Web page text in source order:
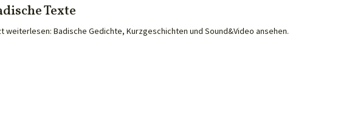
Texte
weiterlesen: Badische Gedichte, Kurzgeschichten und Sound&Video ansehen.